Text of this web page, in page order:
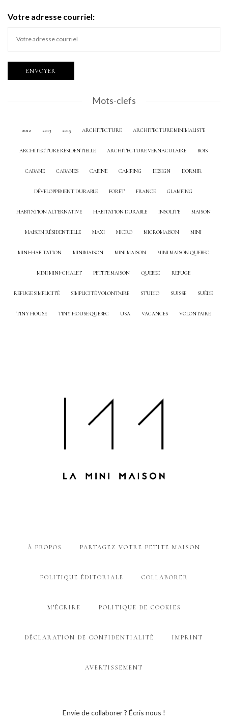
Votre adresse courriel:
Mots-clefs
2012 2013 2015 ARCHITECTURE ARCHITECTURE MINIMALISTE
ARCHITECTURE RÉSIDENTIELLE ARCHITECTURE VERNACULAIRE BOIS
CABANE CABANES CABINE CAMPING DESIGN DORMIR
DÉVELOPPEMENT DURABLE FORÊT FRANCE GLAMPING
HABITATION ALTERNATIVE HABITATION DURABLE INSOLITE MAISON
MAISON RÉSIDENTIELLE MAXI MICRO MICROMAISON MINI
MINI-HABITATION MINIMAISON MINI MAISON MINI MAISON QUEBEC
MINI MINI-CHALET PETITE MAISON QUEBEC REFUGE
REFUGE SIMPLICITÉ SIMPLICITÉ VOLONTAIRE STUDIO SUISSE SUÈDE
TINY HOUSE TINY HOUSE QUEBEC USA VACANCES VOLONTAIRE
À PROPOS PARTAGEZ VOTRE PETITE MAISON
POLITIQUE ÉDITORIALE COLLABORER
M’ÉCRIRE POLITIQUE DE COOKIES
DÉCLARATION DE CONFIDENTIALITÉ IMPRINT
AVERTISSEMENT
Envie de collaborer ? Écris nous !